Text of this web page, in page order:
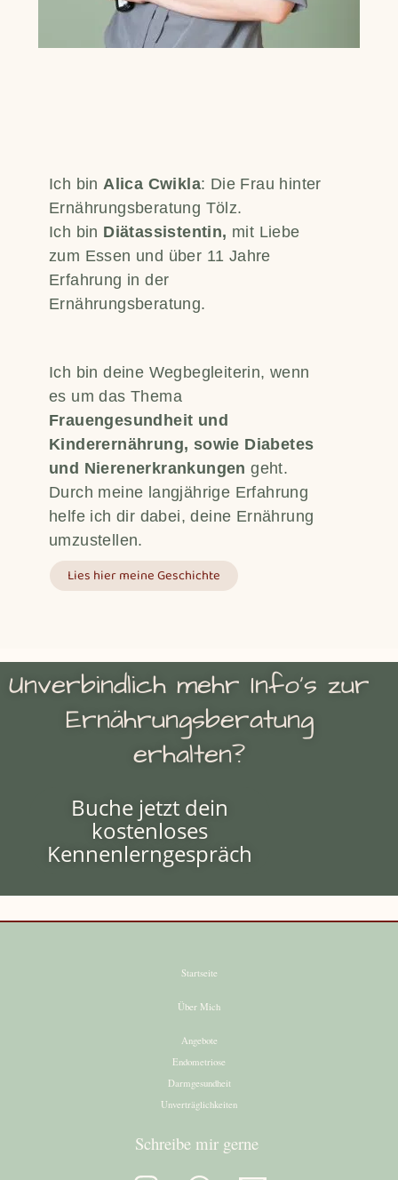
Ich bin Alica Cwikla: Die Frau hinter
Ernährungsberatung Tölz.
Ich bin Diätassistentin, mit Liebe
zum Essen und über 11 Jahre
Erfahrung in der
Ernährungsberatung.
Ich bin deine Wegbegleiterin, wenn
es um das Thema
Frauengesundheit und
Kinderernährung, sowie Diabetes
und Nierenerkrankungengeht.
Durch meine langjährige Erfahrung
helfe ich dir dabei, deine Ernährung
umzustellen.
Lies hier meine Geschichte
Unverbindlich mehr Info's zur
Ernährungsberatung
erhalten?
Buche jetzt dein
kostenloses
Kennenlerngespräch
Startseite
Über Mich
Angebote
Endometriose
Darmgesundheit
Unverträglichkeiten
Schreibe mir gerne